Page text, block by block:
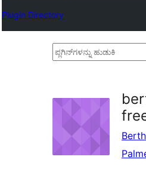
Plugin Directory
ಪ್ಲಗಿನ್‌ಗಳನ್ನು